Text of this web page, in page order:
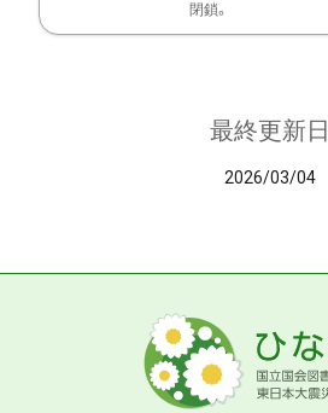
閉鎖。
最終更新日
2026/03/04